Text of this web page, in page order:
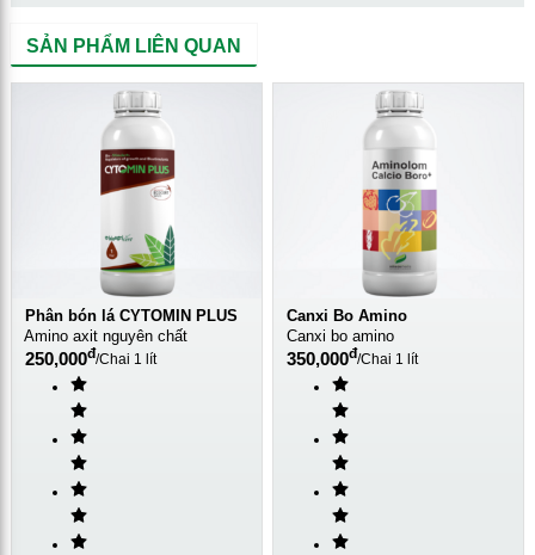
SẢN PHẨM LIÊN QUAN
Phân bón lá CYTOMIN PLUS
Amino axit nguyên chất
250,000đ/Chai 1 lít
Canxi Bo Amino
Canxi bo amino
350,000đ/Chai 1 lít